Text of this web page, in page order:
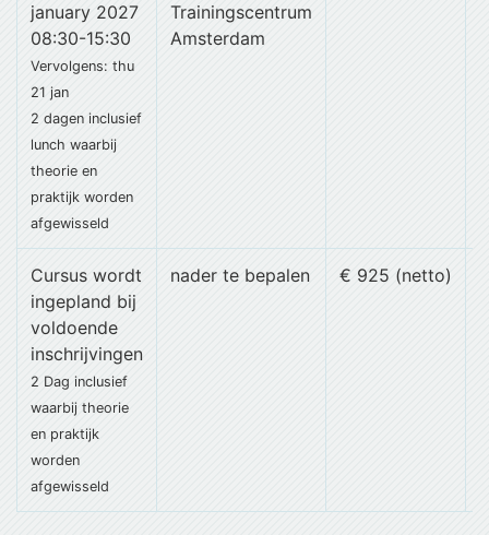
january 2027
08:30-15:30
Vervolgens: thu
21 jan
2 dagen inclusief
lunch waarbij
theorie en
praktijk worden
afgewisseld
Trainingscentrum
Amsterdam
Cursus wordt
ingepland bij
voldoende
inschrijvingen
2 Dag inclusief
waarbij theorie
en praktijk
worden
afgewisseld
nader te bepalen € 925 (netto)